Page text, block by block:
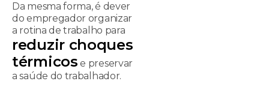
Da mesma forma, é dever
do empregador organizar
a rotina de trabalho para
reduzir choques
térmicos e preservar
a saúde do trabalhador.